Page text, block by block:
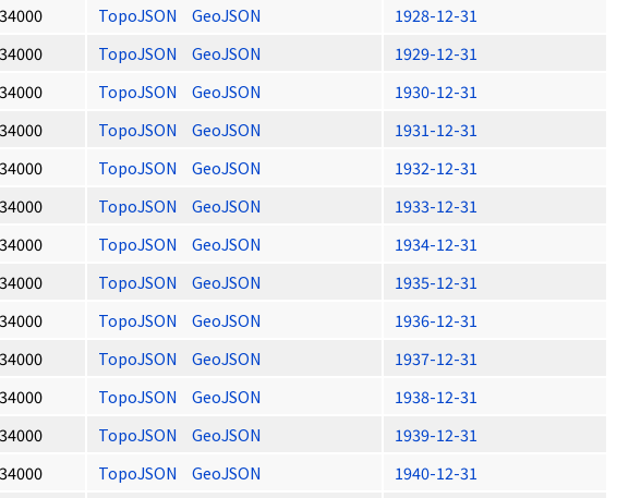
34000 TopoJSON GeoJSON
1928-12-31
34000 TopoJSON GeoJSON
1929-12-31
34000 TopoJSON GeoJSON
1930-12-31
34000 TopoJSON GeoJSON
1931-12-31
34000 TopoJSON GeoJSON
1932-12-31
34000 TopoJSON GeoJSON
1933-12-31
34000 TopoJSON GeoJSON
1934-12-31
34000 TopoJSON GeoJSON
1935-12-31
34000 TopoJSON GeoJSON
1936-12-31
34000 TopoJSON GeoJSON
1937-12-31
34000 TopoJSON GeoJSON
1938-12-31
34000 TopoJSON GeoJSON
1939-12-31
34000 TopoJSON GeoJSON
1940-12-31